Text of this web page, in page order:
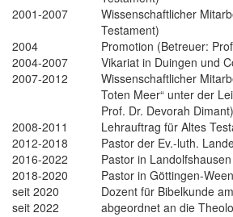
2001-2007
Wissenschaftlicher
Testament)
2004
Promotion (Betreuer:
2004-2007
Vikariat in Duingen und
2007-2012
Wissenschaftlicher
Toten Meer“ unter der
Prof. Dr. Devorah Dimant)
2008-2011
Lehrauftrag für Altes
2012-2018
Pastor der Ev.-luth.
2016-2022
Pastor in
2018-2020
Pastor in Göttingen-
seit 2020
Dozent für Bibelkunde
seit 2022
abgeordnet an die